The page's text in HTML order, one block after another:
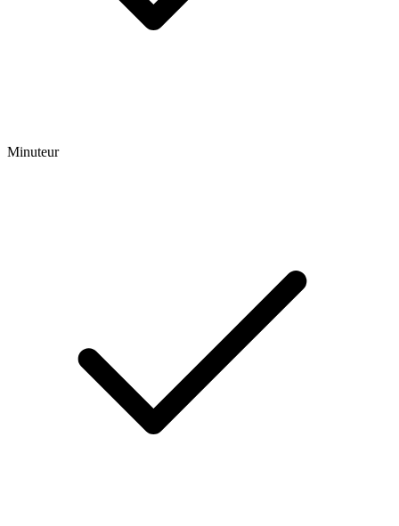
Minuteur